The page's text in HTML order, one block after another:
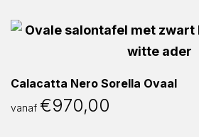
Calacatta Nero Sorella Ovaal
vanaf €970,00